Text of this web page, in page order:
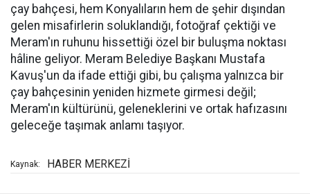
çay bahçesi, hem Konyalıların hem de şehir dışından
gelen misafirlerin soluklandığı, fotoğraf çektiği ve
Meram'ın ruhunu hissettiği özel bir buluşma noktası
hâline geliyor. Meram Belediye Başkanı Mustafa
Kavuş'un da ifade ettiği gibi, bu çalışma yalnızca bir
çay bahçesinin yeniden hizmete girmesi değil;
Meram'ın kültürünü, geleneklerini ve ortak hafızasını
geleceğe taşımak anlamı taşıyor.
Kaynak: HABER MERKEZİ